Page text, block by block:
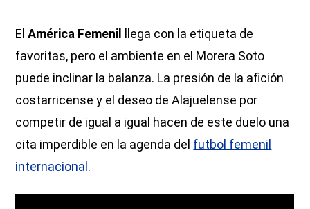
ElAmérica Femenil
llega con la etiqueta de
favoritas, pero el ambiente en el Morera Soto
puede inclinar la balanza. La presión de la afición
costarricense y el deseo de Alajuelense por
competir de igual a igual hacen de este duelo una
cita imperdible en la agenda del futbol femenil
internacional .